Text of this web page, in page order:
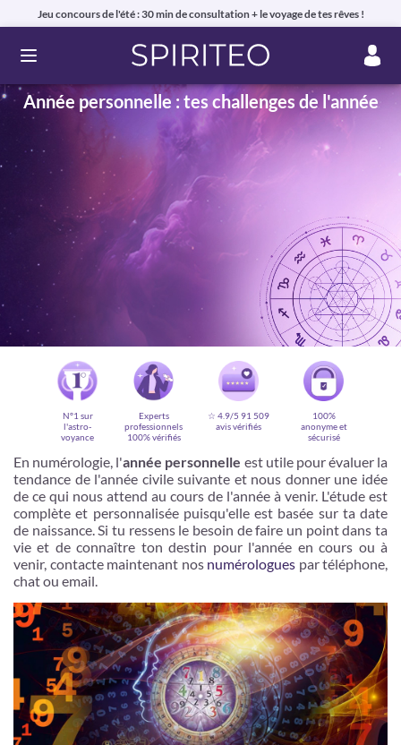
Jeu concours de l'été : 30 min de consultation + le voyage de tes rêves !
Ouvrir le menu
Année personnelle : tes challenges de l'année
Voyance privée en ligne par téléphone, chat ou mail
99% de clients satisfaits, avis authentiques !
Je m'inscris
N°1 sur
l'astro-
voyance
Experts
professionnels
100% vérifiés
☆ 4.9/5 91 509
avis vérifiés
100%
anonyme et
sécurisé
En numérologie, l'année personnelle est utile pour évaluer la
tendance de l'année civile suivante et nous donner une idée
de ce qui nous attend au cours de l'année à venir. L'étude est
complète et personnalisée puisqu'elle est basée sur ta date
de naissance. Si tu ressens le besoin de faire un point dans ta
vie et de connaître ton destin pour l'année en cours ou à
venir, contacte maintenant nos numérologues par téléphone,
chat ou email.